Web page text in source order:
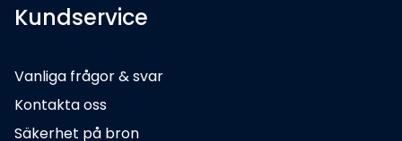
Kundservice
Vanliga frågor & svar
Kontakta oss
Säkerhet på bron